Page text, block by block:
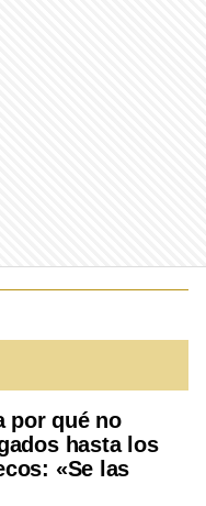
por qué no
hasta los
«Se las